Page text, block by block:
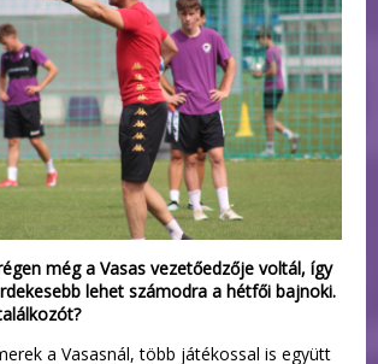
még a Vasas vezetőedzője voltál, így
lehet számodra a hétfői bajnoki.
a Vasasnál, több játékossal is együtt